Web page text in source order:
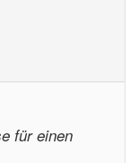
für einen